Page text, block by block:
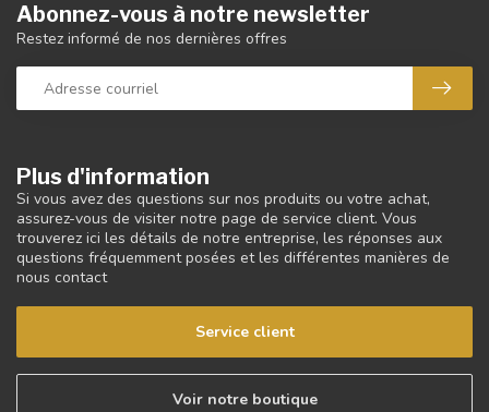
Plus d'information
Si vous avez des questions sur nos produits ou votre achat,
assurez-vous de visiter notre page de service client. Vous
trouverez ici les détails de notre entreprise, les réponses aux
questions fréquemment posées et les différentes manières de
nous contact
Service client
Voir notre boutique
Abonnez-vous à notre newsletter
Restez informé de nos dernières offres